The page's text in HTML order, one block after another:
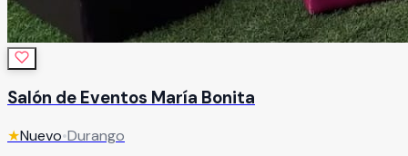
Salón de Eventos María Bonita
★Nuevo•Durango